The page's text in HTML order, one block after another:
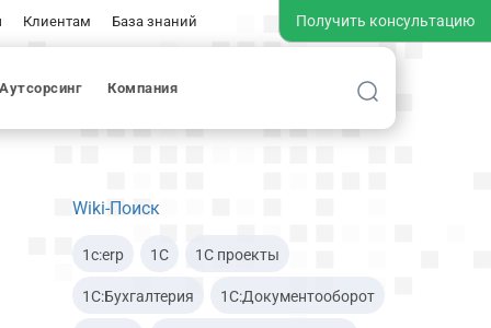
Клиентам База знаний
1С
Аутсорсинг Компания
Получить консультацию
Wiki-Поиск
1c:erp 1С 1С проекты
1С:Бухгалтерия 1С:Документооборот